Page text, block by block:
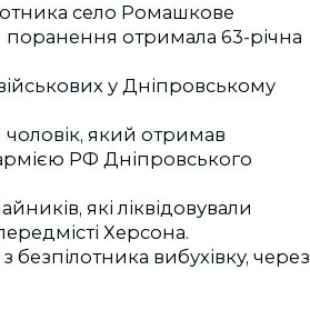
село Ромашкове
поранення отримала 63-річна
у Дніпровському
чоловік, який отримав
РФ Дніпровського
які ліквідовували
Херсона.
з безпілотника вибухівку, через